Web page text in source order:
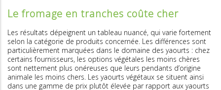
Le fromage en tranches coûte cher
Les résultats dépeignent un tableau nuancé, qui varie fortement
selon la catégorie de produits concernée. Les différences sont
particulièrement marquées dans le domaine des yaourts : chez
certains fournisseurs, les options végétales les moins chères
sont nettement plus onéreuses que leurs pendants d’origine
animale les moins chers. Les yaourts végétaux se situent ainsi
dans une gamme de prix plutôt élevée par rapport aux yaourts